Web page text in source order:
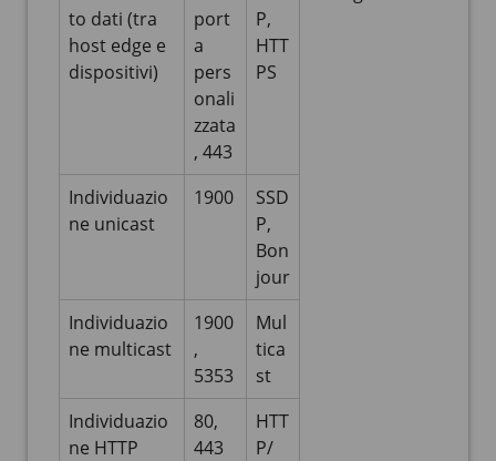
to dati (tra
host edge e
dispositivi)
port
a
pers
onali
zzata
, 443
P,
HTT
PS
Individuazio
ne unicast
1900
SSD
P,
Bon
jour
Individuazio
ne multicast
1900
,
5353
Mul
tica
st
Individuazio
ne HTTP
80,
443
HTT
P/